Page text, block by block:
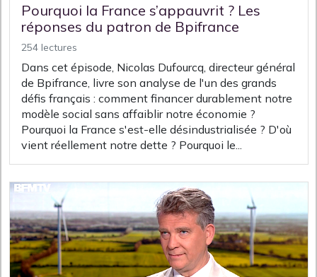
Pourquoi la France s’appauvrit ? Les
réponses du patron de Bpifrance
254 lectures
Dans cet épisode, Nicolas Dufourcq, directeur général
de Bpifrance, livre son analyse de l'un des grands
défis français : comment financer durablement notre
modèle social sans affaiblir notre économie ?
Pourquoi la France s'est-elle désindustrialisée ? D'où
vient réellement notre dette ? Pourquoi le...